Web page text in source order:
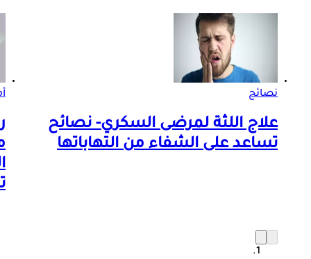
نصائح
علاج اللثة لمرضى السكري- نصائح
تساعد على الشفاء من التهاباتها